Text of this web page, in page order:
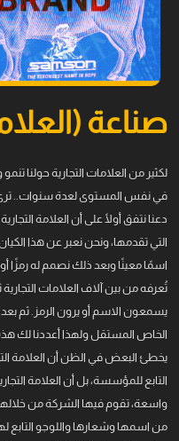
صناعة
لكثير من العلامات التجارية حولنا
في نفس المستوى لعدة سنوات.. ترى
دعنا نتفق أولًا على أن العلامة
التي تقدمها، ونحن نعبر عن هذا
اسمًا معينًا وبعد ذلك نصمم له رمزًا
تُعرفه من بين آلاف العلامات
يسمعون الاسم أو يرون الرمز. ثم
الخاص المستقل ولهذا أعددنا لك هذه
يخطئ البعض في الظن أن العلامة
التابع للمؤسسة، بل أن العلامة
واسعة، تقوم فيها الشركة من خلالها
من اسمها وشعارها واللوجو